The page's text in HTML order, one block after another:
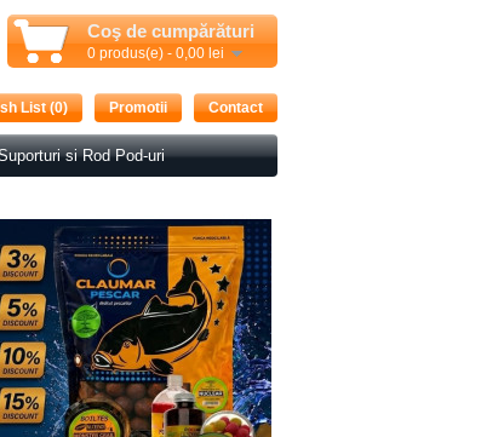
Coş de cumpărături
0 produs(e) - 0,00 lei
Contact
Promotii
List (0)
si Rod Pod-uri